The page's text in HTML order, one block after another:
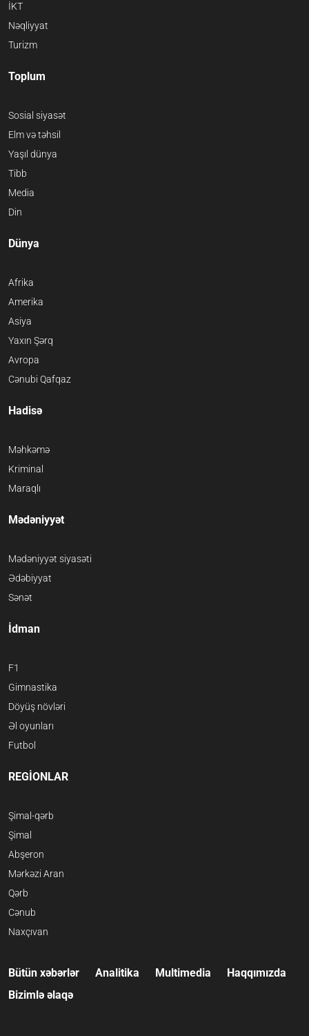
İKT
Nəqliyyat
Turizm
Toplum
Sosial siyasət
Elm və təhsil
Yaşıl dünya
Tibb
Media
Din
Dünya
Afrika
Amerika
Asiya
Yaxın Şərq
Avropa
Cənubi Qafqaz
Hadisə
Məhkəmə
Kriminal
Maraqlı
Mədəniyyət
Mədəniyyət siyasəti
Ədəbiyyat
Sənət
İdman
F1
Gimnastika
Döyüş növləri
Əl oyunları
Futbol
REGİONLAR
Şimal-qərb
Şimal
Abşeron
Mərkəzi Aran
Qərb
Cənub
Naxçıvan
Bütün xəbərlər Analitika Multimedia
Haqqımızda
Bizimlə əlaqə